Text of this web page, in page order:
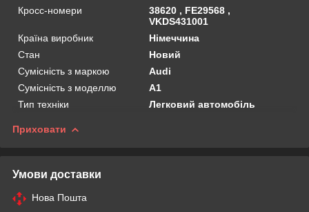
Кросс-номери
38620 , FE29568 ,
VKDS431001
Країна виробник
Німеччина
Стан
Новий
Сумісність з маркою
Audi
Сумісність з моделлю
A1
Тип техніки
Легковий автомобіль
Приховати
Умови доставки
Нова Пошта